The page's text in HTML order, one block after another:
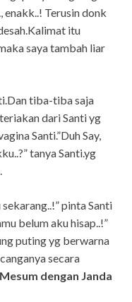
enakk..! Terusin donk
itu
saya tambah liar
tiba-tiba saja
dari Santi yg
Santi.”Duh Say,
tanya Santi.yg
pinta Santi
belum aku hisap..!”
puting yg berwarna
secara
dengan Janda